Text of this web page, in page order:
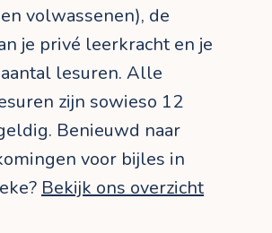
volwassenen), de
je privé leerkracht en je
lesuren. Alle
zijn sowieso 12
Benieuwd naar
voor bijles in
Bekijk ons overzicht